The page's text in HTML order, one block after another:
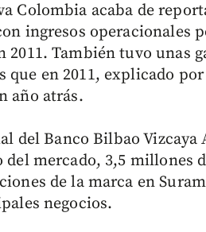
Colombia acaba de
ingresos operacionales
2011. También tuvo unas
que en 2011, explicado
año atrás.
del Banco Bilbao Vizcaya
del mercado, 3,5 millones
de la marca en
negocios.